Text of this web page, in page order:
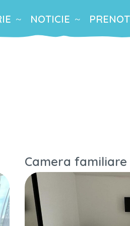
NOTICIE
Camera familiare